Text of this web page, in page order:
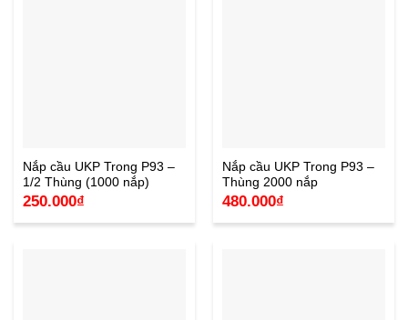
Nắp cầu UKP Trong P93 –
1/2 Thùng (1000 nắp)
250.000₫
Nắp cầu UKP Trong P93 –
Thùng 2000 nắp
480.000₫